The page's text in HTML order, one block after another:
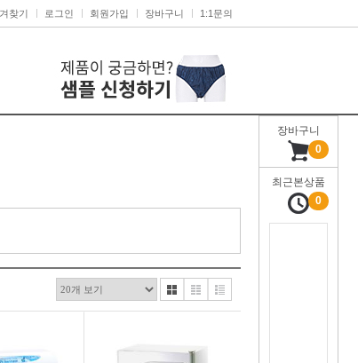
찾기 로그인 회원가입 장바구니 1:1문의
장바구니
0
최근본상품
0